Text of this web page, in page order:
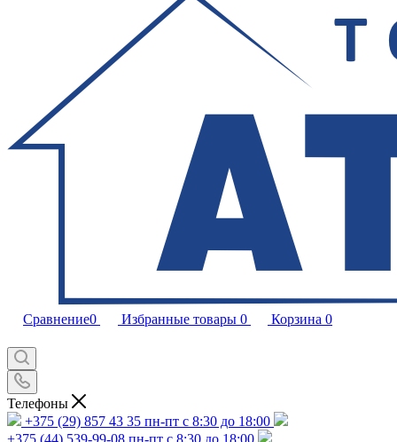
Сравнение0 Избранные товары 0 Корзина 0
Телефоны
+375 (29) 857 43 35 пн-пт с 8:30 до 18:00
+375 (44) 539-99-08 пн-пт с 8:30 до 18:00